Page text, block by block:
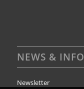
NEWS & INFO
Newsletter